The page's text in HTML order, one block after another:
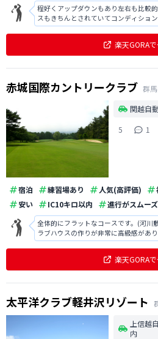
程好くアップダウンもあり左右も比較
スもきちんとされていてコンディショ
ウスも清潔性がありましたし、食事も
楽天GORA
赤城国際カントリークラブ 群
関越自
5
1
宿泊 練習場あり 人気(高評価)
安い
IC10キロ以内 進行がスムーズ
全体的にフラットなコースです。(河川
ラブハウスの作りが非常に高級感があ
が悪かったのか、霧がかなり出ており
ので、要注意です。 フェア楽天GORA
太平洋クラブ軽井沢リゾート
上信越
内